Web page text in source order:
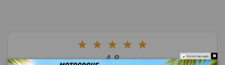
★ ★ ★ ★ ★
4.8 Do not show again.